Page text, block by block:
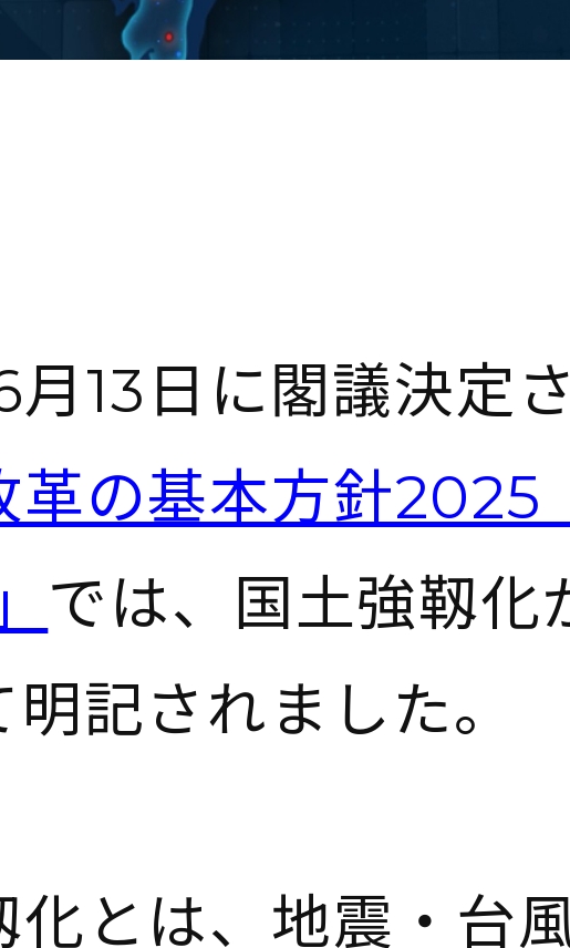
13日に閣議決定
革の基本方針2025
では、国土強靱化
記されました。
化とは、地震・台